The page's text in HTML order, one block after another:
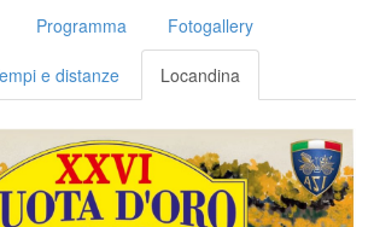
Programma Fotogallery
e distanze Locandina